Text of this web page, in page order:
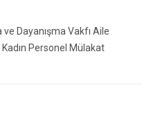
ve Dayanışma Vakfı Aile
Personel Mülakat